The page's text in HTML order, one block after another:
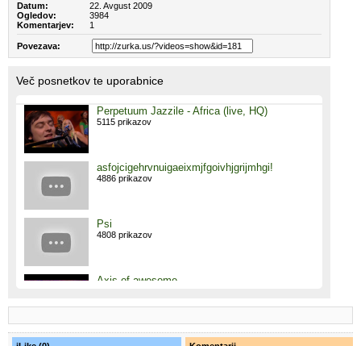
Datum:
22. Avgust 2009
Ogledov:
3984
Komentarjev:
1
Povezava:
Več posnetkov te uporabnice
Perpetuum Jazzile - Africa (live, HQ)
5115 prikazov
asfojcigehrvnuigaeixmjfgoivhjgrijmhgi!
4886 prikazov
Psi
4808 prikazov
Axis of awesome
Fristajlo